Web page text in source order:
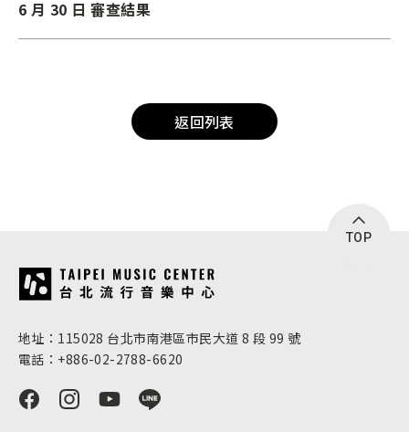
6 月 30 日 審查結果
返回列表
TOP
:::
地址：115028 台北市南港區市民大道 8 段 99 號
電話：+886-02-2788-6620